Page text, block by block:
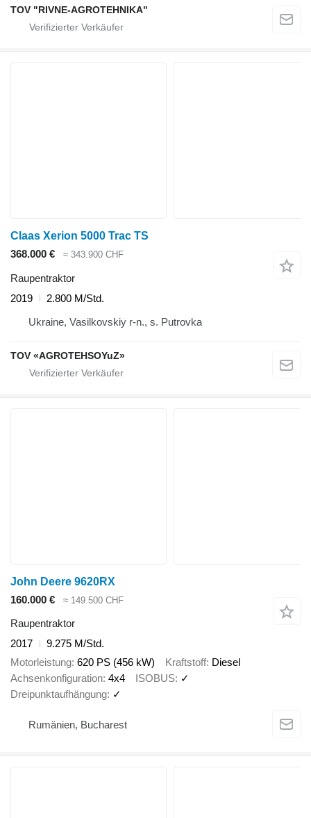
TOV "RIVNE-AGROTEHNIKA"
Claas Xerion 5000 Trac TS
368.000 €
≈ 343.900 CHF
Raupentraktor
2019
2.800 M/Std.
Ukraine, Vasilkovskiy r-n., s. Putrovka
TOV «AGROTEHSOYuZ»
John Deere 9620RX
160.000 €
≈ 149.500 CHF
Raupentraktor
2017
9.275 M/Std.
Motorleistung 620 PS (456 kW) Kraftstoff Diesel
Achsenkonfiguration 4x4 ISOBUS ✓
Dreipunktaufhängung ✓
Rumänien, Bucharest